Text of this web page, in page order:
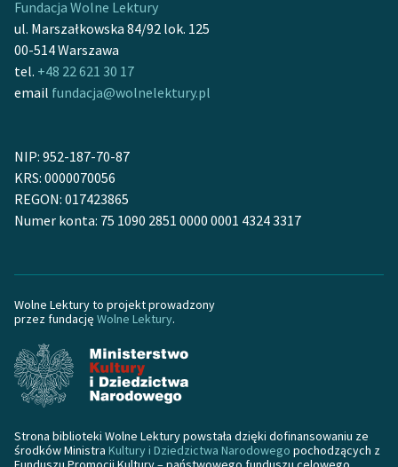
Fundacja Wolne Lektury
ul. Marszałkowska 84/92 lok. 125
00-514 Warszawa
tel. +48 22 621 30 17
email fundacja@wolnelektury.pl
NIP: 952-187-70-87
KRS: 0000070056
REGON: 017423865
Numer konta: 75 1090 2851 0000 0001 4324 3317
Wolne Lektury to projekt prowadzony
przez fundację Wolne Lektury.
Strona biblioteki Wolne Lektury powstała dzięki dofinansowaniu ze
środków Ministra Kultury i Dziedzictwa Narodowego pochodzących z